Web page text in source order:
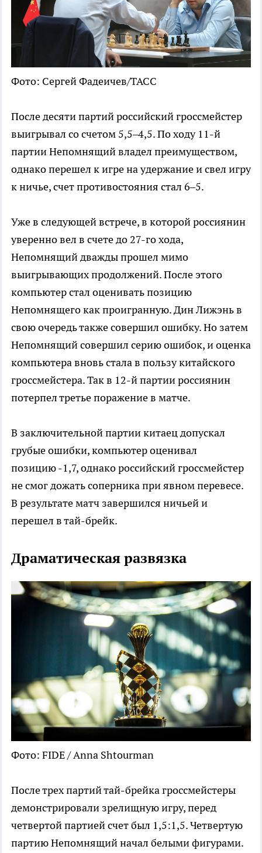
Фото: Сергей Фадеичев/ТАСС
После десяти партий российский гроссмейстер
выигрывал со счетом 5,5–4,5. По ходу 11-й
партии Непомнящий владел преимуществом,
однако перешел к игре на удержание и свел игру
к ничье, счет противостояния стал 6–5.
Уже в следующей встрече, в которой россиянин
уверенно вел в счете до 27-го хода,
Непомнящий дважды прошел мимо
выигрывающих продолжений. После этого
компьютер стал оценивать позицию
Непомнящего как проигранную. Дин Лижэнь в
свою очередь также совершил ошибку. Но затем
Непомнящий совершил серию ошибок, и оценка
компьютера вновь стала в пользу китайского
гроссмейстера. Так в 12-й партии россиянин
потерпел третье поражение в матче.
В заключительной партии китаец допускал
грубые ошибки, компьютер оценивал
позицию -1,7, однако российский гроссмейстер
не смог дожать соперника при явном перевесе.
В результате матч завершился ничьей и
перешел в тай-брейк.
Драматическая развязка
Фото: FIDE / Anna Shtourman
После трех партий тай-брейка гроссмейстеры
демонстрировали зрелищную игру, перед
четвертой партией счет был 1,5:1,5. Четвертую
партию Непомнящий начал белыми фигурами.